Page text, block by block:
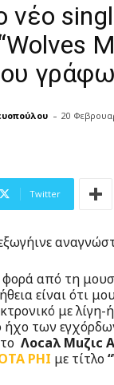
νέο
γράφω
- 20
Twitter
από τη
είναι ότι
με λίγη-
ήχο των
Λocaλ Μuζιc
PHI με τίτλο